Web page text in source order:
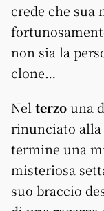
crede che sua
non sia la
clone…
Nel terzouna
rinunciato alla
termine una
misteriosa
suo braccio